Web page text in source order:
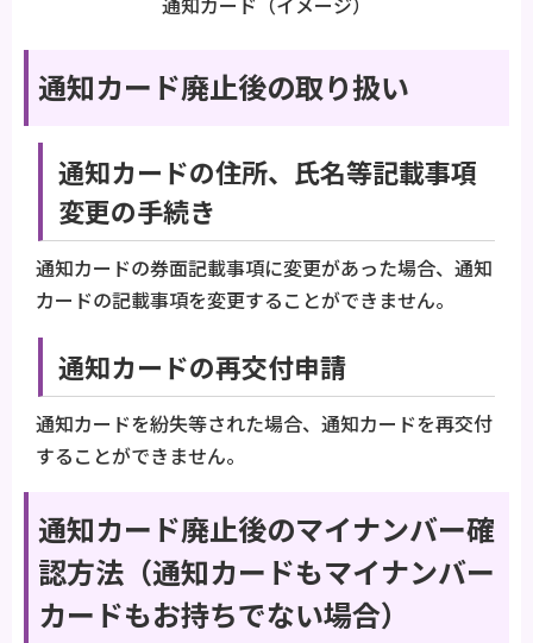
通知カード廃止後の取り扱い
通知カードの住所、氏名等記載事項
変更の手続き
通知カードの券面記載事項に変更があった場合、通知
カードの記載事項を変更することができません。
通知カードの再交付申請
通知カードを紛失等された場合、通知カードを再交付
することができません。
通知カード廃止後のマイナンバー確
認方法（通知カードもマイナンバー
カードもお持ちでない場合）